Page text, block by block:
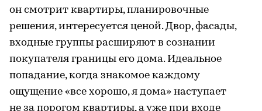
он смотрит квартиры, планировочные
решения, интересуется ценой. Двор, фасады,
входные группы расширяют в сознании
покупателя границы его дома. Идеальное
попадание, когда знакомое каждому
ощущение «все хорошо, я дома» наступает
не за порогом квартиры, а уже при входе